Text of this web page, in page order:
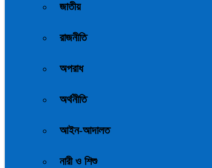
জাতীয়
রাজনীতি
অপরাধ
অর্থনীতি
আইন-আদালত
নারী ও শিশু